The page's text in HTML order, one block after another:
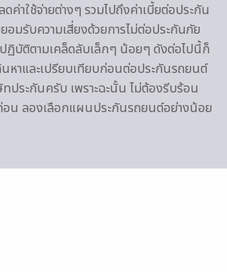
าใช้จ่ายต่างๆ รวมไปถึงค่าเบี้ยต่อประกัน
มรับความเสี่ยงด้วยการไม่ต่อประกันภัย
ฏิบัติตามเคล็ดลับเล็กๆ น้อยๆ ดังต่อไปนี้ก็
หาและเปรียบเทียบก่อนต่อประกันรถยนต์
ประกันครับ เพราะฉะนั้น ไม่ต้องรีบร้อน
อน ลองเลือกแผนประกันรถยนต์อย่างน้อย